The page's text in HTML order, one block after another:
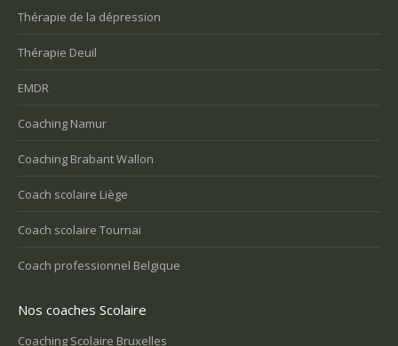
Thérapie de la dépression
Thérapie Deuil
EMDR
Coaching Namur
Coaching Brabant Wallon
Coach scolaire Liège
Coach scolaire Tournai
Coach professionnel Belgique
Nos coaches Scolaire
Coaching Scolaire Bruxelles